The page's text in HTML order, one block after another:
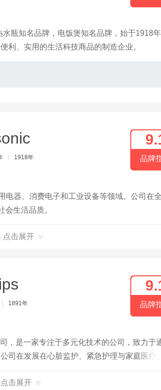
瓶知名品牌，电饭煲知名品牌，始于1918年
利、实用的生活科技商品的制造企业。
1918年 品牌
电器、消费电子和工业设备等领域。公司在
生活品质。
点击展开
1891年 品牌
，是一家专注于多元化技术的公司，致力于
司在发展在心脏监护、紧急护理与家庭医疗
击展开